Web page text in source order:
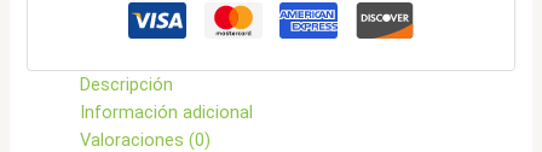
Descripción
Información adicional
Valoraciones (0)